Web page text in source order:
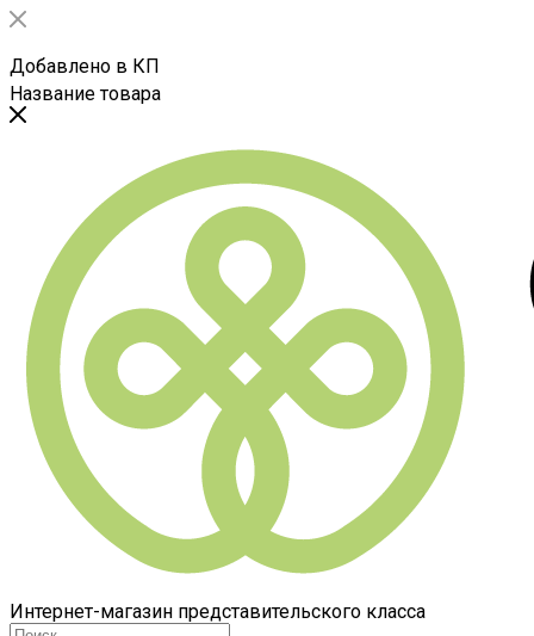
Добавлено в КП
Название товара
Интернет-магазин представительского класса